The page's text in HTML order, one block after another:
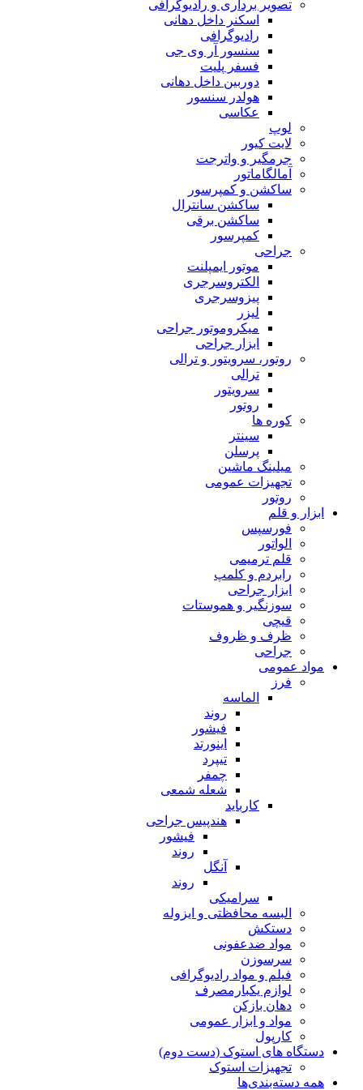
تصویر برداری و رادیوگرافی
اسکنر داخل دهانی
رادیوگرافی
سنسور آر وی جی
فسفر پلیت
دوربین داخل دهانی
هولدر سنسور
عکاسی
لوپ
لایت کیور
جرمگیر و واترجت
آمالگاماتور
ساکشن و کمپرسور
ساکشن سانترال
ساکشن برقی
کمپرسور
جراحی
موتور ایمپلنت
الکتروسرجری
پیزوسرجری
لیزر
میکروموتور جراحی
ابزار جراحی
روتور، سرویتور و ترالی
ترالی
سرویتور
روتور
کوره ها
سینتر
پرسلن
میلینگ ماشین
تجهیزات عمومی
روتور
ابزار و قلم
فورسپس
الواتور
قلم ترمیمی
رابردم و کلمپ
ابزار جراحی
سوزنگیر و هموستات
قیچی
ظرف و ظروف
جراحی
مواد عمومی
فرز
الماسه
روند
فیشور
اینورتد
تیپرد
چمفر
شعله شمعی
کارباید
هندپیس جراحی
فیشور
روند
آنگل
روند
سرامیکی
البسه محافظتی و ایزوله
دستکش
مواد ضدعفونی
سرسوزن
فیلم و مواد رادیوگرافی
لوازم یکبارمصرف
دهان بازکن
مواد و ابزار عمومی
کارپول
دستگاه های استوک (دست دوم)
تجهیزات استوک
همه دسته‌بندی‌ها